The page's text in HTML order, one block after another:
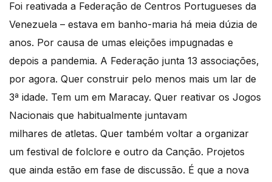
Foi reativada a Federação de Centros Portugueses da
Venezuela – estava em banho-maria há meia dúzia de
anos. Por causa de umas eleições impugnadas e
depois a pandemia. A Federação junta 13 associações,
por agora. Quer construir pelo menos mais um lar de
3ª idade. Tem um em Maracay. Quer reativar os Jogos
Nacionais que habitualmente juntavam
milhares de atletas. Quer também voltar a organizar
um festival de folclore e outro da Canção. Projetos
que ainda estão em fase de discussão. É que a nova